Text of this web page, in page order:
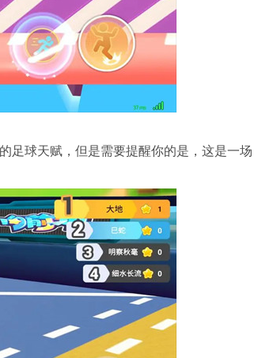
足球天赋，但是需要提醒你的是，这是一场